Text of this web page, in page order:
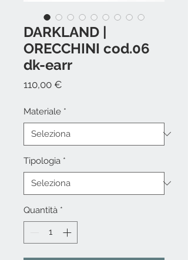
DARKLAND |
ORECCHINI cod.06
dk-earr
110,00 €
Materiale *
Tipologia *
Quantità *